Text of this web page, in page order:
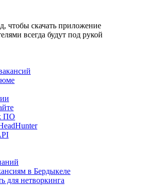
чтобы скачать приложение
всегда будут под рукой
ПО
в Бердыкеле
для нетворкинга